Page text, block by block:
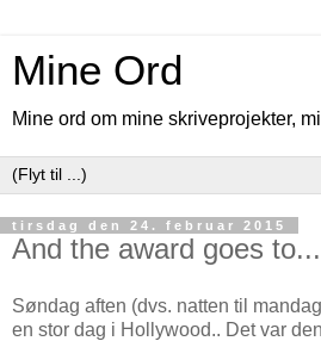
Mine Ord
Mine ord om mine skriveprojekter,
tirsdag den 24. februar 2015
And the award goes to...
Søndag aften (dvs. natten til
en stor dag i Hollywood.. Det var